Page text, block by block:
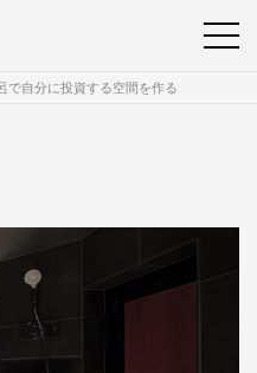
で自分に投資する空間を作る